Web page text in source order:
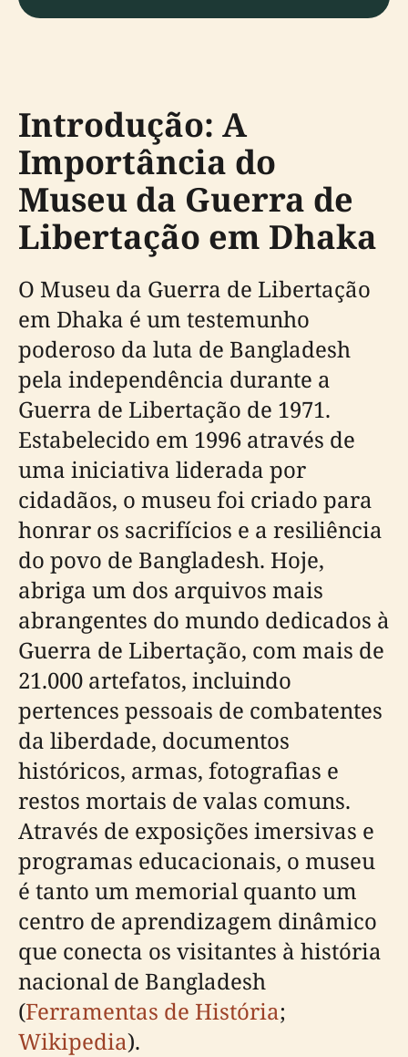
Introdução: A
Importância do
Museu da Guerra de
Libertação em Dhaka
O Museu da Guerra de Libertação
em Dhaka é um testemunho
poderoso da luta de Bangladesh
pela independência durante a
Guerra de Libertação de 1971.
Estabelecido em 1996 através de
uma iniciativa liderada por
cidadãos, o museu foi criado para
honrar os sacrifícios e a resiliência
do povo de Bangladesh. Hoje,
abriga um dos arquivos mais
abrangentes do mundo dedicados à
Guerra de Libertação, com mais de
21.000 artefatos, incluindo
pertences pessoais de combatentes
da liberdade, documentos
históricos, armas, fotografias e
restos mortais de valas comuns.
Através de exposições imersivas e
programas educacionais, o museu
é tanto um memorial quanto um
centro de aprendizagem dinâmico
que conecta os visitantes à história
nacional de Bangladesh
(Ferramentas de História;
Wikipedia).